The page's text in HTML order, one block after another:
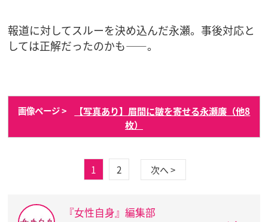
報道に対してスルーを決め込んだ永瀬。事後対応と
しては正解だったのかも――。
画像ページ >
【写真あり】眉間に皺を寄せる永瀬廉（他8
枚）
1 2 次へ >
『女性自身』編集部